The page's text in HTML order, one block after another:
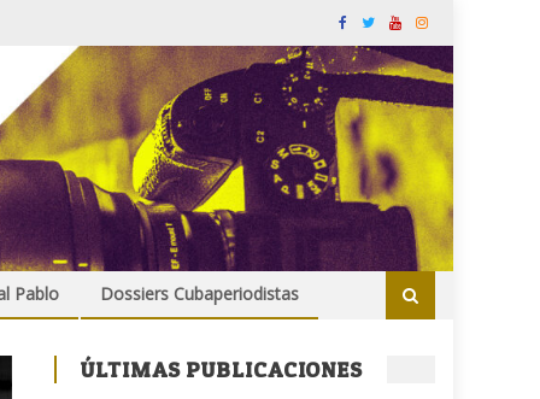
Pablo Dossiers Cubaperiodistas
ÚLTIMAS PUBLICACIONES